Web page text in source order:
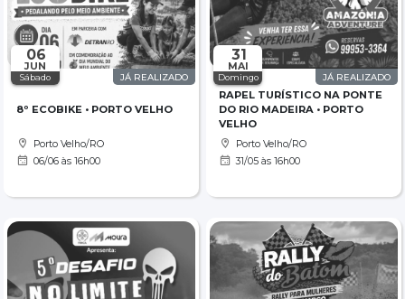
06
JUN
Sábado JÁ REALIZADO
8º ECOBIKE • PORTO VELHO
Porto Velho/RO
06/06 às 16h00
31
MAI
Domingo JÁ REALIZADO
RAPEL TURÍSTICO NA PONTE
DO RIO MADEIRA • PORTO
VELHO
Porto Velho/RO
31/05 às 16h00